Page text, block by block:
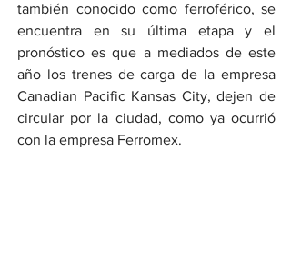
también conocido como ferroférico, se
encuentra en su última etapa y el
pronóstico es que a mediados de este
año los trenes de carga de la empresa
Canadian Pacific Kansas City, dejen de
circular por la ciudad, como ya ocurrió
con la empresa Ferromex.